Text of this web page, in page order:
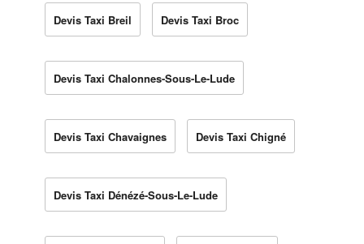
Devis Taxi Breil Devis Taxi Broc
Devis Taxi Chalonnes-Sous-Le-Lude
Devis Taxi Chavaignes Devis Taxi Chigné
Devis Taxi Dénézé-Sous-Le-Lude